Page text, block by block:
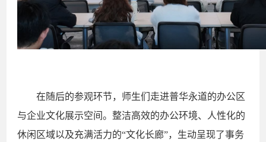
在随后的参观环节，师生们走进普华永道的办公区
与企业文化展示空间。整洁高效的办公环境、人性化的
休闲区域以及充满活力的“文化长廊”，生动呈现了事务